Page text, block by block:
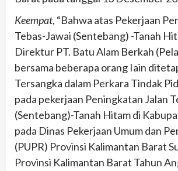
Keempat, “Bahwa atas Pekerjaan
Tebas-Jawai (Sentebang) -Tanah
Direktur PT. Batu Alam Berkah
bersama beberapa orang Iain
Tersangka dalam Perkara Tindak
pada pekerjaan Peningkatan Jalan
(Sentebang)-Tanah Hitam di
pada Dinas Pekerjaan Umum dan
(PUPR) Provinsi Kalimantan Barat
Provinsi Kalimantan Barat Tahun